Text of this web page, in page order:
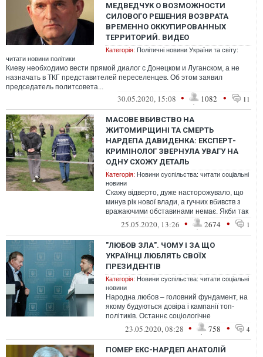
МЕДВЕДЧУК О ВОЗМОЖНОСТИ
СИЛОВОГО РЕШЕНИЯ ВОЗВРАТА
ВРЕМЕННО ОККУПИРОВАННЫХ
ТЕРРИТОРИЙ. ВИДЕО
Категорія: Політичні новини України та світу:
читати новини політики
Киеву необходимо вести прямой диалог с Донецком и Луганском, а не
назначать в ТКГ представителей переселенцев. Об этом заявил
председатель политсовета...
30.05.2020, 15:08 • 1082 • 11
МАСОВЕ ВБИВСТВО НА
ЖИТОМИРЩИНІ ТА СМЕРТЬ
НАРДЕПА ДАВИДЕНКА: ЕКСПЕРТ-
КРИМІНОЛОГ ЗВЕРНУЛА УВАГУ НА
ОДНУ СХОЖУ ДЕТАЛЬ
Категорія: Новини суспільства: читати соціальні
новини
Скажу відверто, дуже насторожувало, що
минув рік нової влади, а гучних вбивств з
вражаючими обставинами немає. Якби так
тривало ще рік, можно було б п...
25.05.2020, 13:26 • 2674 • 1
"ЛЮБОВ ЗЛА". ЧОМУ І ЗА ЩО
УКРАЇНЦІ ЛЮБЛЯТЬ СВОЇХ
ПРЕЗИДЕНТІВ
Категорія: Новини суспільства: читати соціальні
новини
Народна любов – головний фундамент, на
якому будуються довіра і кампанії топ-
політиків. Останнє соціологічне
дослідження групи Рейтинг показало, що
23.05.2020, 08:28 • 758 • 4
ПОМЕР ЕКС-НАРДЕП АНАТОЛІЙ